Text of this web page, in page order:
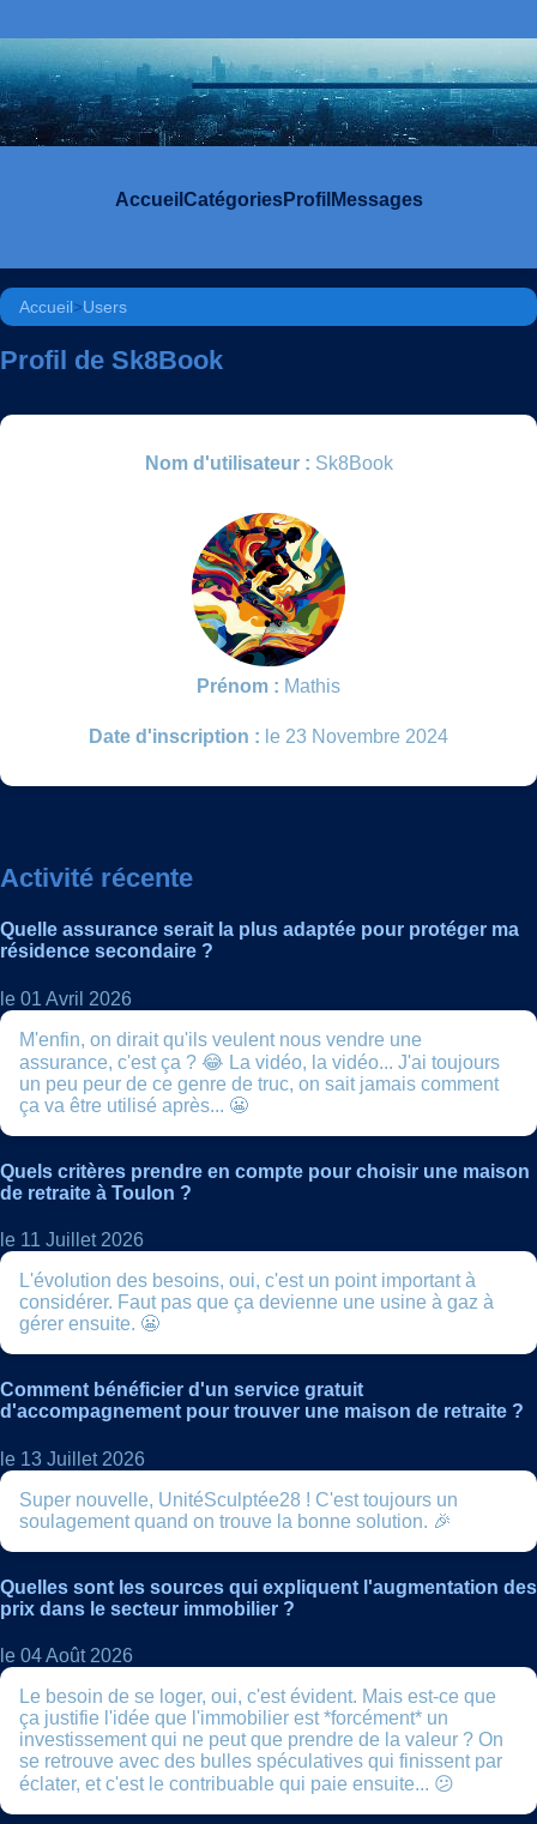
Accueil CatégoriesProfil Messages
Accueil>Users
Profil de Sk8Book
Nom d'utilisateur : Sk8Book
Prénom : Mathis
Date d'inscription : le 23 Novembre 2024
Activité récente
Quelle assurance serait la plus adaptée pour protéger ma
résidence secondaire ?
le 01 Avril 2026
M'enfin, on dirait qu'ils veulent nous vendre une
assurance, c'est ça ? 😂 La vidéo, la vidéo... J'ai toujours
un peu peur de ce genre de truc, on sait jamais comment
ça va être utilisé après... 😬
Quels critères prendre en compte pour choisir une maison
de retraite à Toulon ?
le 11 Juillet 2026
L'évolution des besoins, oui, c'est un point important à
considérer. Faut pas que ça devienne une usine à gaz à
gérer ensuite. 😬
Comment bénéficier d'un service gratuit
d'accompagnement pour trouver une maison de retraite ?
le 13 Juillet 2026
Super nouvelle, UnitéSculptée28 ! C'est toujours un
soulagement quand on trouve la bonne solution. 🎉
Quelles sont les sources qui expliquent l'augmentation des
prix dans le secteur immobilier ?
le 04 Août 2026
Le besoin de se loger, oui, c'est évident. Mais est-ce que
ça justifie l'idée que l'immobilier est *forcément* un
investissement qui ne peut que prendre de la valeur ? On
se retrouve avec des bulles spéculatives qui finissent par
éclater, et c'est le contribuable qui paie ensuite... 😕